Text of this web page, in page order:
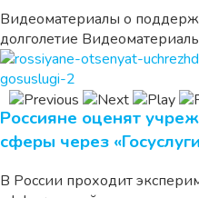
Видеоматериалы о
долголетие
Россияне оценят
сферы через
В России проходит